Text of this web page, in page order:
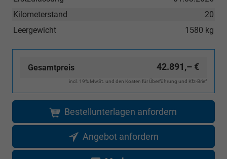
20
Kilometerstand
1580 kg
Leergewicht
Gesamtpreis 42.891,– €
incl. 19% MwSt. und den Kosten für Überführung und Kfz-Brief
Bestellunterlagen anfordern
Angebot anfordern